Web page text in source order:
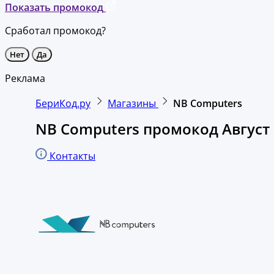
Показать промокод
Сработал промокод?
Нет Да
Реклама
БериКод.ру
Магазины NB Computers
NB Computers промокод Август
Контакты